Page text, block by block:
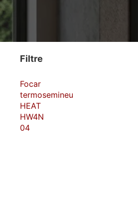
Filtre
Focar
termosemineu
HEAT
HW4N
04